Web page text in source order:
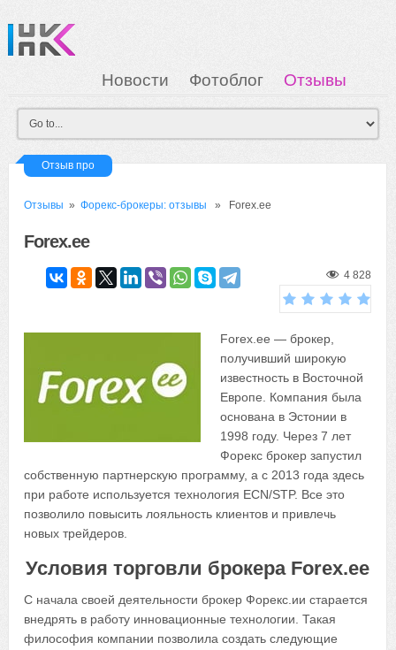
Новости Фотоблог
Отзывы
Загрузка
Мои Картинки Вход
Отзыв про
Отзывы »Форекс-брокеры: отзывы » Forex.ee
Forex.ee
4 828
Forex.ee — брокер,
получивший широкую
известность в Восточной
Европе. Компания была
основана в Эстонии в
1998 году. Через 7 лет
Форекс брокер запустил
собственную партнерскую программу, а с 2013 года здесь
при работе используется технология ECN/STP. Все это
позволило повысить лояльность клиентов и привлечь
новых трейдеров.
Условия торговли брокера Forex.ee
С начала своей деятельности брокер Форекс.ии старается
внедрять в работу инновационные технологии. Такая
философия компании позволила создать следующие